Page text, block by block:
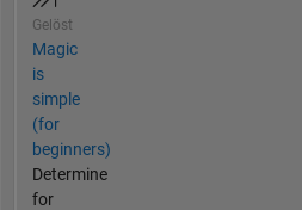
Gelöst
Magic
is
simple
(for
beginners)
Determine
for